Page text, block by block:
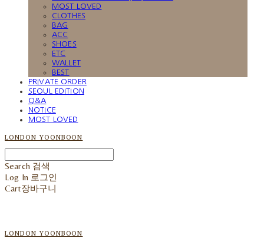
MOST LOVED
CLOTHES
BAG
ACC
SHOES
ETC
WALLET
BEST
PRIVATE ORDER
SEOUL EDITION
Q&A
NOTICE
MOST LOVED
LONDON YOONBOON
Search 검색
Log In 로그인
Cart장바구니
LONDON YOONBOON